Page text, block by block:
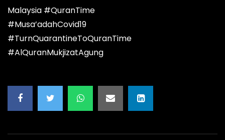
Malaysia #QuranTime
#Musa’adahCovid19
#TurnQuarantineToQuranTime
#AlQuranMukjizatAgung